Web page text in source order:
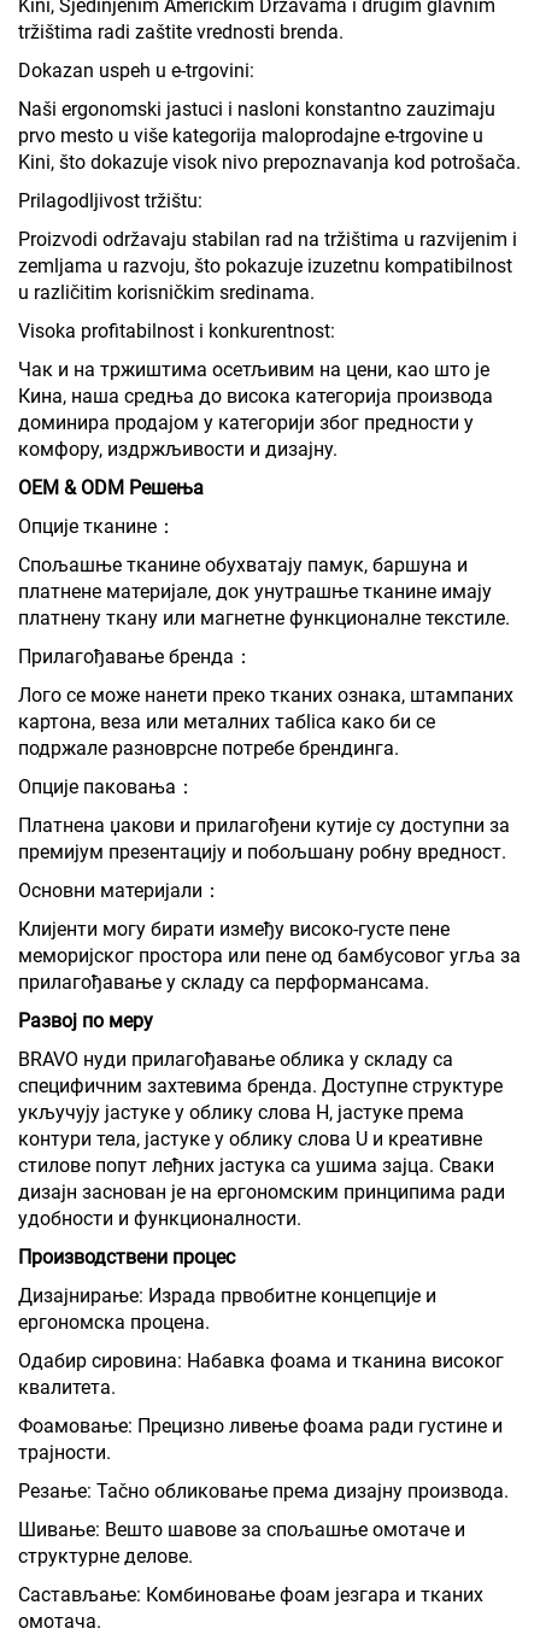
Kini, Sjedinjenim Američkim Državama i drugim glavnim
tržištima radi zaštite vrednosti brenda.
Dokazan uspeh u e-trgovini:
Naši ergonomski jastuci i nasloni konstantno zauzimaju
prvo mesto u više kategorija maloprodajne e-trgovine u
Kini, što dokazuje visok nivo prepoznavanja kod potrošača.
Prilagodljivost tržištu:
Proizvodi održavaju stabilan rad na tržištima u razvijenim i
zemljama u razvoju, što pokazuje izuzetnu kompatibilnost
u različitim korisničkim sredinama.
Visoka profitabilnost i konkurentnost:
Чак и на тржиштима осетљивим на цени, као што је
Кина, наша средња до висока категорија производа
доминира продајом у категорији због предности у
комфору, издржљивости и дизајну.
OEM & ODM Решења
Опције тканине：
Спољашње тканине обухватају памук, баршуна и
платнене материјале, док унутрашње тканине имају
платнену ткану или магнетне функционалне текстиле.
Прилагођавање бренда：
Лого се може нанети преко тканих ознака, штампаних
картона, веза или металних табlica како би се
подржале разноврсне потребе брендинга.
Опције паковања：
Платнена џакови и прилагођени кутије су доступни за
премијум презентацију и побољшану робну вредност.
Основни материјали：
Клијенти могу бирати између високо-густе пене
меморијског простора или пене од бамбусовог угља за
прилагођавање у складу са перформансама.
Развој по меру
BRAVO нуди прилагођавање облика у складу са
специфичним захтевима бренда. Доступне структуре
укључују јастуке у облику слова H, јастуке према
контури тела, јастуке у облику слова U и креативне
стилове попут леђних јастука са ушима зајца. Сваки
дизајн заснован је на ергономским принципима ради
удобности и функционалности.
Производствени процес
Дизајнирање: Израда првобитне концепције и
ергономска процена.
Одабир сировина: Набавка фоама и тканина високог
квалитета.
Фоамовање: Прецизно ливење фоама ради густине и
трајности.
Резање: Таčно обликовање према дизајну производа.
Шивање: Вешто шавове за спољашње омотаче и
структурне делове.
Састављање: Комбиновање фоам језгара и тканих
омотача.